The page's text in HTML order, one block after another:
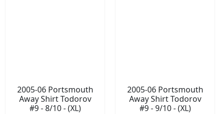
2005-06 Portsmouth
Away Shirt Todorov
#9 - 8/10 - (XL)
2005-06 Portsmouth
Away Shirt Todorov
#9 - 9/10 - (XL)